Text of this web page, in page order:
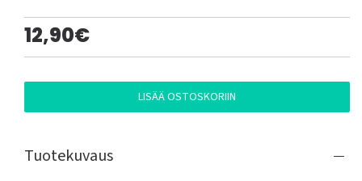
12,90€
LISÄÄ OSTOSKORIIN
Tuotekuvaus